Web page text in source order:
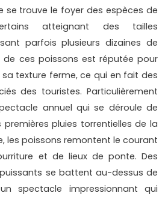
se trouve le foyer des espèces de
atteignant des tailles
parfois plusieurs dizaines de
de ces poissons est réputée pour
texture ferme, ce qui en fait des
des touristes. Particulièrement
annuel qui se déroule de
pluies torrentielles de la
les poissons remontent le courant
et de lieux de ponte. Des
se battent au-dessus de
spectacle impressionnant qui